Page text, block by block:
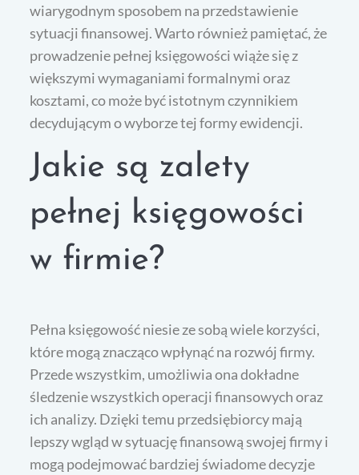
wiarygodnym sposobem na przedstawienie
sytuacji finansowej. Warto również pamiętać, że
prowadzenie pełnej księgowości wiąże się z
większymi wymaganiami formalnymi oraz
kosztami, co może być istotnym czynnikiem
decydującym o wyborze tej formy ewidencji.
Jakie są zalety
pełnej księgowości
w firmie?
Pełna księgowość niesie ze sobą wiele korzyści,
które mogą znacząco wpłynąć na rozwój firmy.
Przede wszystkim, umożliwia ona dokładne
śledzenie wszystkich operacji finansowych oraz
ich analizy. Dzięki temu przedsiębiorcy mają
lepszy wgląd w sytuację finansową swojej firmy i
mogą podejmować bardziej świadome decyzje